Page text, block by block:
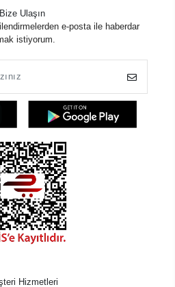
Bize Ulaşın
e-posta ile haberdar
istiyorum.
Hizmetleri